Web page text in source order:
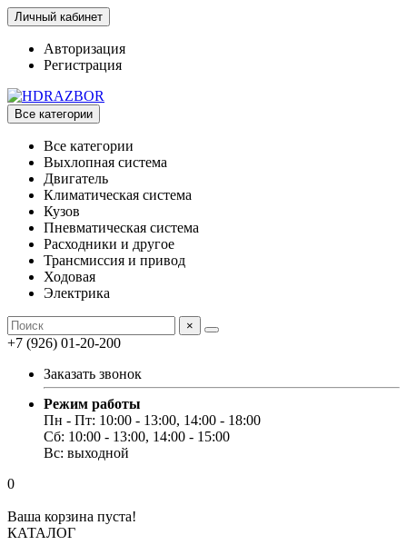
Личный кабинет
Авторизация
Регистрация
Все категории
Все категории
Выхлопная система
Двигатель
Климатическая система
Кузов
Пневматическая система
Расходники и другое
Трансмиссия и привод
Ходовая
Электрика
×
+7 (926) 01-20-200
Заказать звонок
Режим работы
Пн - Пт: 10:00 - 13:00, 14:00 - 18:00
Сб: 10:00 - 13:00, 14:00 - 15:00
Вс: выходной
0
Ваша корзина пуста!
КАТАЛОГ